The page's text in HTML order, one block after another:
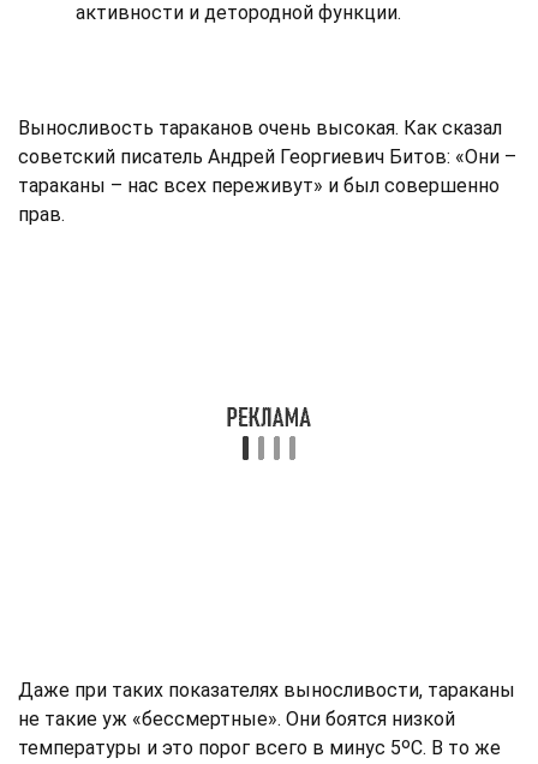
активности и детородной функции.
Выносливость тараканов очень высокая. Как сказал
советский писатель Андрей Георгиевич Битов: «Они –
тараканы – нас всех переживут» и был совершенно
прав.
Даже при таких показателях выносливости, тараканы
не такие уж «бессмертные». Они боятся низкой
температуры и это порог всего в минус 5ᵒС. В то же